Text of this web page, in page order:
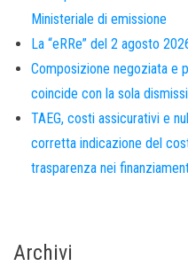
Ministeriale di emissione
La “eRRe” del 2 agosto
Composizione negoziata e
coincide con la sola
TAEG, costi assicurativi e
corretta indicazione del
trasparenza nei
Archivi